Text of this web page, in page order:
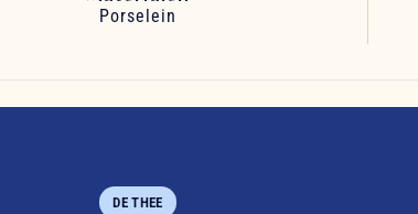
Porselein
DE THEE